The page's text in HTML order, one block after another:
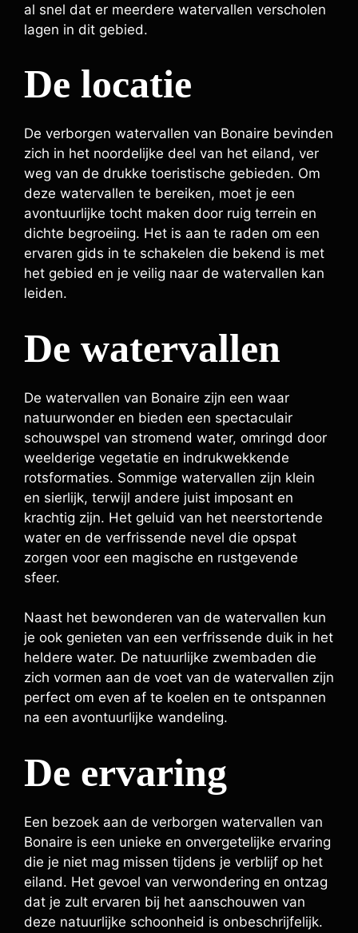
al snel dat er meerdere watervallen verscholen
lagen in dit gebied.
De locatie
De verborgen watervallen van Bonaire bevinden
zich in het noordelijke deel van het eiland, ver
weg van de drukke toeristische gebieden. Om
deze watervallen te bereiken, moet je een
avontuurlijke tocht maken door ruig terrein en
dichte begroeiing. Het is aan te raden om een
ervaren gids in te schakelen die bekend is met
het gebied en je veilig naar de watervallen kan
leiden.
De watervallen
De watervallen van Bonaire zijn een waar
natuurwonder en bieden een spectaculair
schouwspel van stromend water, omringd door
weelderige vegetatie en indrukwekkende
rotsformaties. Sommige watervallen zijn klein
en sierlijk, terwijl andere juist imposant en
krachtig zijn. Het geluid van het neerstortende
water en de verfrissende nevel die opspat
zorgen voor een magische en rustgevende
sfeer.
Naast het bewonderen van de watervallen kun
je ook genieten van een verfrissende duik in het
heldere water. De natuurlijke zwembaden die
zich vormen aan de voet van de watervallen zijn
perfect om even af te koelen en te ontspannen
na een avontuurlijke wandeling.
De ervaring
Een bezoek aan de verborgen watervallen van
Bonaire is een unieke en onvergetelijke ervaring
die je niet mag missen tijdens je verblijf op het
eiland. Het gevoel van verwondering en ontzag
dat je zult ervaren bij het aanschouwen van
deze natuurlijke schoonheid is onbeschrijfelijk.